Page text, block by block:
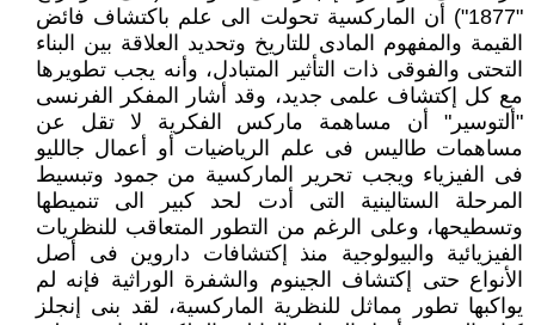
"1877") أن الماركسية تحولت الى علم باكتشاف فائض
القيمة والمفهوم المادى للتاريخ وتحديد العلاقة بين البناء
التحتى والفوقى ذات التأثير المتبادل، وأنه يجب تطويرها
مع كل إكتشاف علمى جديد، وقد أشار المفكر الفرنسى
"ألتوسير" أن مساهمة ماركس الفكرية لا تقل عن
مساهمات طاليس فى علم الرياضيات أو أعمال جالليو
فى الفيزياء ويجب تحرير الماركسية من جمود وتبسيط
المرحلة الستالينية التى أدت لحد كبير الى تنميطها
وتسطيحها، وعلى الرغم من التطور المتعاقب للنظريات
الفيزيائية والبيولوجية منذ إكتشافات داروين فى أصل
الأنواع حتى إكتشاف الجينوم والشفرة الوراثية فإنه لم
يواكبها تطور مماثل للنظرية الماركسية، لقد بنى إنجلز